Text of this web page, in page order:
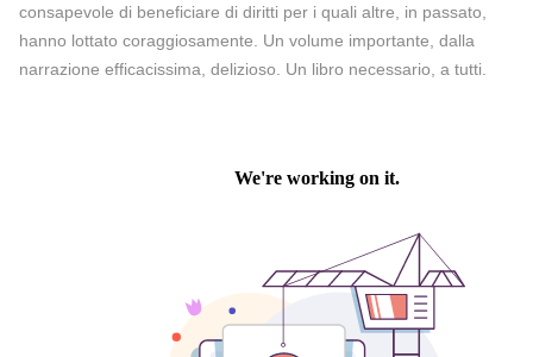
consapevole di beneficiare di diritti per i quali altre, in passato,
hanno lottato coraggiosamente. Un volume importante, dalla
narrazione efficacissima, delizioso. Un libro necessario, a tutti.